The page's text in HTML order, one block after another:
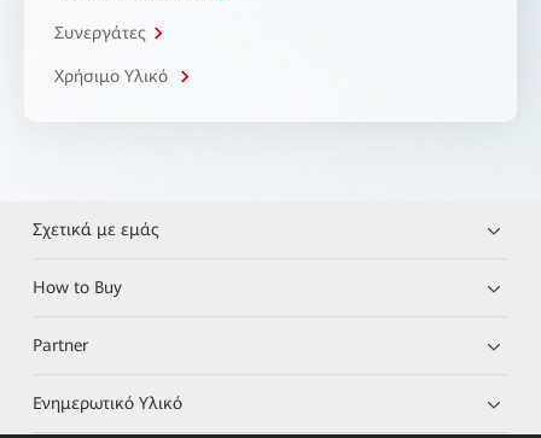
Συνεργάτες
Χρήσιμο Υλικό
Σχετικά με εμάς
How to Buy
Partner
Ενημερωτικό Υλικό